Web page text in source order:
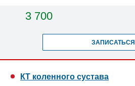
3 700
ЗАПИСАТЬСЯ
КТ коленного сустава